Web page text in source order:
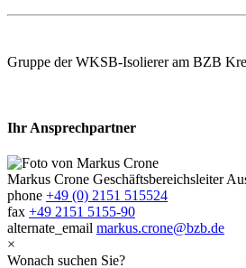
Gruppe der WKSB-Isolierer am BZB
Ihr Ansprechpartner
Markus Crone Geschäftsbereichsleiter
phone +49 (0) 2151 515524
fax +49 2151 5155-90
alternate_email markus.crone@bzb.de
×
Wonach suchen Sie?